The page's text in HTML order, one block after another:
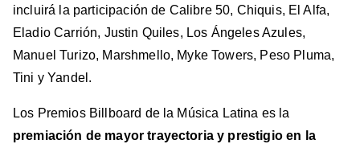
incluirá la participación de Calibre 50, Chiquis, El Alfa,
Eladio Carrión, Justin Quiles, Los Ángeles Azules,
Manuel Turizo, Marshmello, Myke Towers, Peso Pluma,
Tini y Yandel.
Los Premios Billboard de la Música Latina es la
premiación de mayor trayectoria y prestigio en la